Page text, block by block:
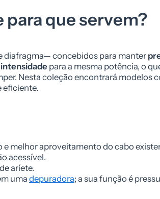
para que servem?
diafragma— concebidos para manter
para a mesma potência, o
Nesta coleção encontrará modelos
eficiente.
e melhor aproveitamento do cabo
acessível.
aríete.
umadepuradora; a sua função é